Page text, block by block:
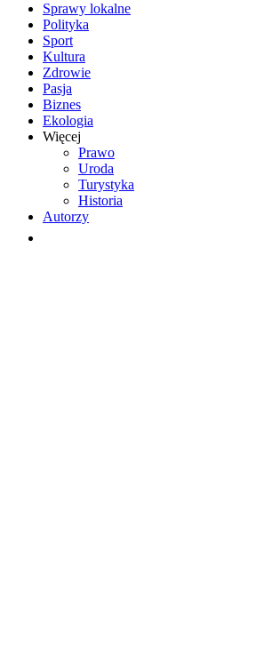
Sprawy lokalne
Polityka
Sport
Kultura
Zdrowie
Pasja
Biznes
Ekologia
Więcej
Prawo
Uroda
Turystyka
Historia
Autorzy